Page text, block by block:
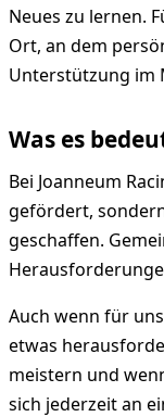
Neues zu lernen.
Ort, an dem
Unterstützung im
Was es
Bei Joanneum
gefördert,
geschaffen.
Auch wenn für
etwas
meistern und
sich jederzeit an